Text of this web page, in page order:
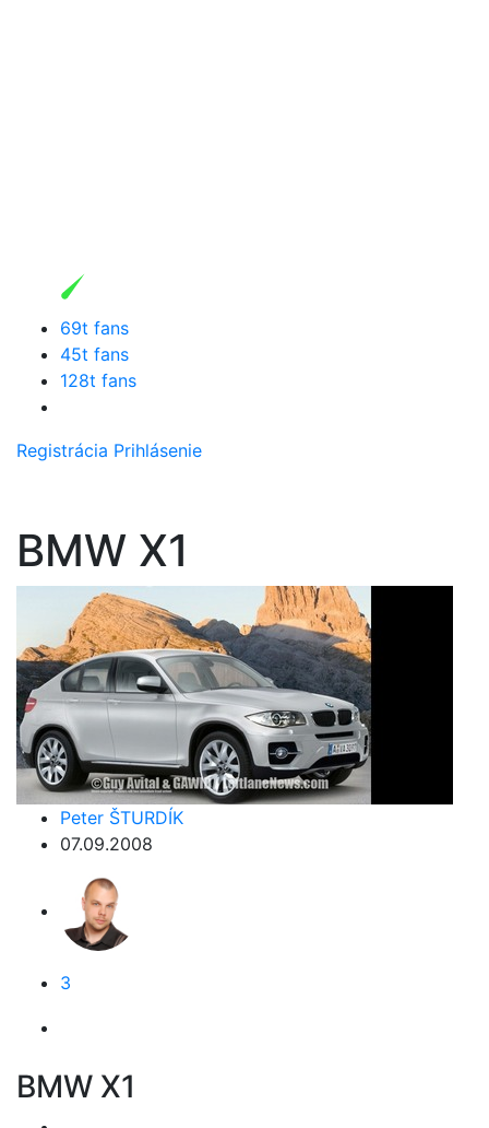
69t fans
45t fans
128t fans
Registrácia Prihlásenie
BMW X1
Peter ŠTURDÍK
07.09.2008
3
BMW X1